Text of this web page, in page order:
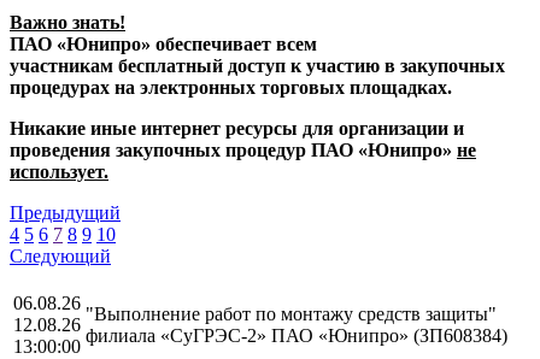
Важно знать!
ПАО «Юнипро» обеспечивает всем
участникам бесплатный доступ к участию в закупочных
процедурах на электронных торговых площадках.
Никакие иные интернет ресурсы для организации и
проведения закупочных процедур ПАО «Юнипро» не
использует.
Предыдущий
4 5 6 7 8 9 10
Следующий
06.08.26
12.08.26
13:00:00
"Выполнение работ по монтажу средств защиты"
филиала «СуГРЭС-2» ПАО «Юнипро» (ЗП608384)